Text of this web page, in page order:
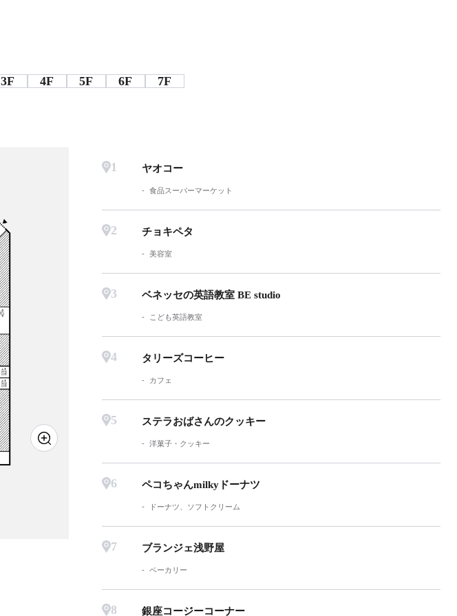
3F 4F 5F 6F 7F
1 ヤオコー
食品スーパーマーケット
2 チョキペタ
美容室
3 ベネッセの英語教室 BE studio
こども英語教室
4 タリーズコーヒー
カフェ
5 ステラおばさんのクッキー
洋菓子・クッキー
6 ペコちゃんmilkyドーナツ
ドーナツ、ソフトクリーム
7 ブランジェ浅野屋
ベーカリー
8 銀座コージーコーナー